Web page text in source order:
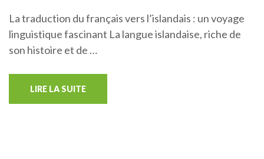
La traduction du français vers l’islandais : un voyage
linguistique fascinant La langue islandaise, riche de
son histoire et de …
LIRE LA SUITE